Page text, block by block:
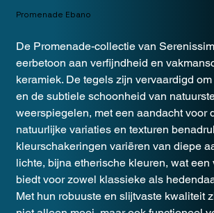
Promenade Ebano
De Promenade-collectie van
eerbetoon aan verfijndheid en
keramiek. De tegels zijn vervaardigd
en de subtiele schoonheid van
weerspiegelen, met een aandacht voor
natuurlijke variaties en texturen
kleurschakeringen variëren van diepe
lichte, bijna etherische kleuren, wat
biedt voor zowel klassieke als
Met hun robuuste en slijtvaste kwaliteit